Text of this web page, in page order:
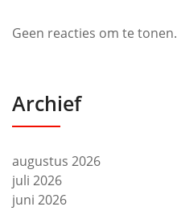
Geen reacties om te tonen.
Archief
augustus 2026
juli 2026
juni 2026